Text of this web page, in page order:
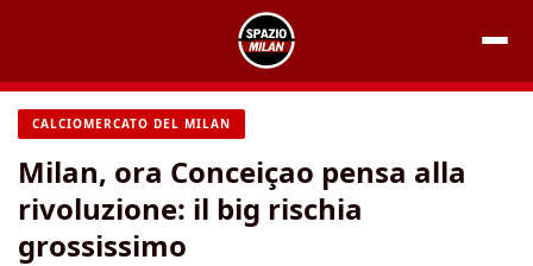
contenuto
CALCIOMERCATO DEL MILAN
Milan, ora Conceiçao pensa alla
rivoluzione: il big rischia
grossissimo